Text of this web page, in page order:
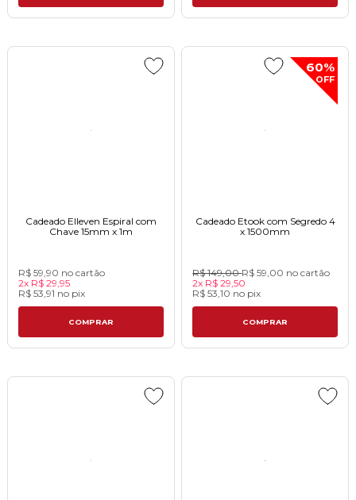
Cadeado Elleven Espiral com
Chave 15mm x 1mㅤㅤㅤㅤㅤㅤㅤㅤㅤㅤㅤㅤㅤ
R$ 59,90 no cartão
2x R$ 29,95
R$ 53,91 no pix
COMPRAR
60%
OFF
Cadeado Etook com Segredo 4
x 1500mmㅤㅤㅤㅤㅤㅤㅤㅤㅤㅤㅤㅤㅤㅤㅤㅤㅤㅤㅤ
R$ 149,00R$ 59,00 no cartão
2x R$ 29,50
R$ 53,10 no pix
COMPRAR